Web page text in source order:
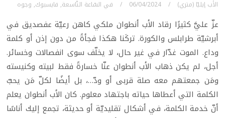
الأب إيليّا (متري) 06/04/2024 في السّاعة التّاسعة, فايسبوك, وجوه
عزّ عليَّ كثيرًا رقاد الأب أنطوان ملكي كاهن رعيّة عفصديق في
أبرشيّة طرابلس والكورة. تركَنا هكذا فجأةً من دون إذن أو كلمة
وداع. الموت غدّار في غير حال، لا يخلّف سوى انفصالات وخسائر.
أجل، لم يكن ذهاب الأب أنطوان عنّا خسارةً فقط لبيته وكنيسته
ومَن جمعتهم معه صلة قربى أو ودّ…، بل أيضًا لكلّ مَن يحبّ
الكلمة التي أعطاها حياته باجتهاد معلوم. كان الأب أنطوان يعلم
أنّ خدمة الكلمة، في أشكال تقليديّة أو حديثة، تجمع إليك أناسًا